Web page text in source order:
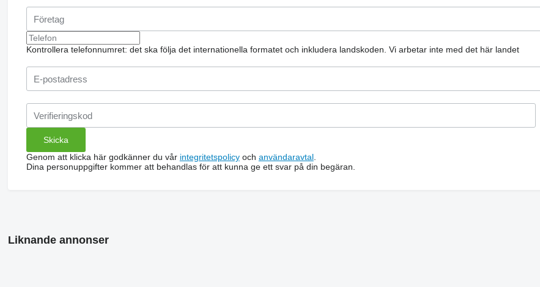
Kontrollera telefonnumret: det ska följa det internationella formatet och inkludera landskoden. Vi arbetar inte med det här landet
Genom att klicka här godkänner du vår integritetspolicyoch användaravtal.
Dina personuppgifter kommer att behandlas för att kunna ge ett svar på din begäran.
Liknande annonser